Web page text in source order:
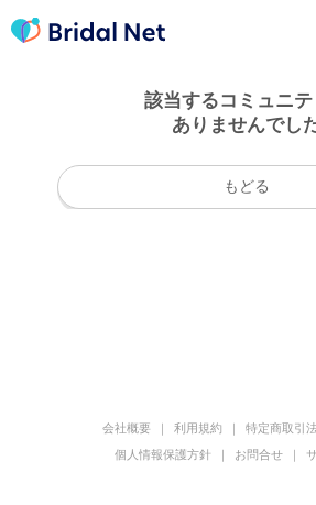
該当するコミュニ
ありませんでし
もどる
会社概要 利用規約
特定商取引
個人情報保護方針
お問合せ